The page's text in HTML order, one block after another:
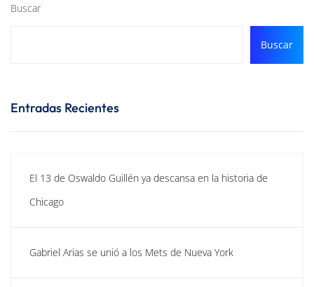
Buscar
Buscar
Entradas Recientes
El 13 de Oswaldo Guillén ya descansa en la historia de
Chicago
Gabriel Arias se unió a los Mets de Nueva York